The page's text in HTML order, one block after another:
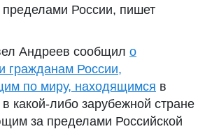
пределами России, пишет
Андреев сообщил о
гражданам России,
по миру, находящимся в
какой-либо зарубежной стране
за пределами Российской